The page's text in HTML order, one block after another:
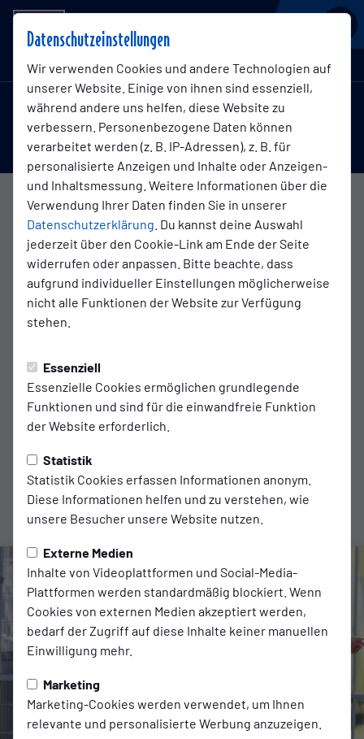
Datenschutzeinstellungen
Wir verwenden Cookies und andere Technologien auf
unserer Website. Einige von ihnen sind essenziell,
während andere uns helfen, diese Website zu
verbessern. Personenbezogene Daten können
verarbeitet werden (z. B. IP-Adressen), z. B. für
personalisierte Anzeigen und Inhalte oder Anzeigen-
und Inhaltsmessung. Weitere Informationen über die
Verwendung Ihrer Daten finden Sie in unserer
Datenschutzerklärung . Du kannst deine Auswahl
jederzeit über den Cookie-Link am Ende der Seite
widerrufen oder anpassen. Bitte beachte, dass
aufgrund individueller Einstellungen möglicherweise
nicht alle Funktionen der Website zur Verfügung
stehen.
Essenziell
Essenzielle Cookies ermöglichen grundlegende
Funktionen und sind für die einwandfreie Funktion
der Website erforderlich.
Statistik
Statistik Cookies erfassen Informationen anonym.
Diese Informationen helfen und zu verstehen, wie
unsere Besucher unsere Website nutzen.
Externe Medien
Inhalte von Videoplattformen und Social-Media-
Plattformen werden standardmäßig blockiert. Wenn
Cookies von externen Medien akzeptiert werden,
bedarf der Zugriff auf diese Inhalte keiner manuellen
Einwilligung mehr.
Marketing
Marketing-Cookies werden verwendet, um Ihnen
relevante und personalisierte Werbung anzuzeigen.
BSV KICKERS EMDEN
Regionalliga Nord , 33. Spieltag
Kickers Emden
1. Mannschaft
3:1
(1:1) FC Eintracht Norderstedt
1. Mannschaft
Übersicht Livestream Liveticker
Infos zum Spiel
Schiedsrichter:
Marco Scharf (Hannover)
Assistent 1:
Patrik Feyer
Jonas Behrens
Zuschauer:
2350